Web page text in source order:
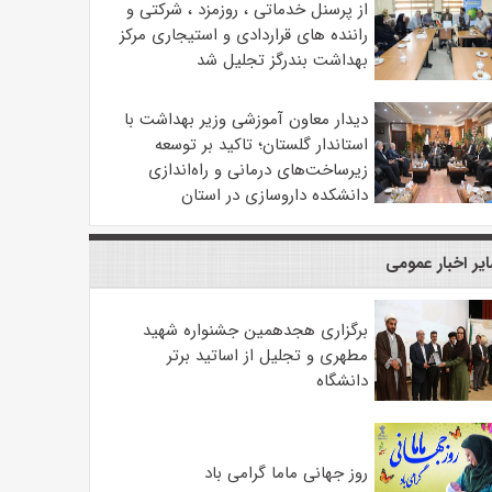
از پرسنل خدماتی ، روزمزد ، شرکتی و
راننده های قراردادی و استیجاری مرکز
بهداشت بندرگز تجلیل شد
دیدار معاون آموزشی وزیر بهداشت با
استاندار گلستان؛ تاکید بر توسعه
زیرساخت‌های درمانی و راه‌اندازی
دانشکده داروسازی در استان
اخبار عمومی
برگزاری هجدهمین جشنواره شهید
مطهری و تجلیل از اساتید برتر
دانشگاه
روز جهانی ماما گرامی باد